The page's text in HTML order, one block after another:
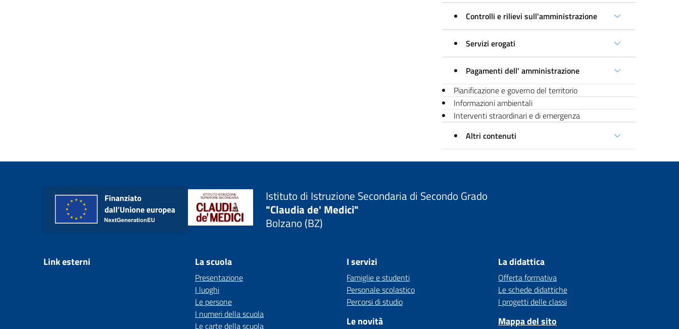
Controlli e rilievi sull'amministrazione
Servizi erogati
Pagamenti dell' amministrazione
Pianificazione e governo del territorio
Informazioni ambientali
Interventi straordinari e di emergenza
Altri contenuti
Istituto di Istruzione Secondaria di Secondo Grado
"Claudia de' Medici"
Bolzano (BZ)
Link esterni La scuola
Presentazione
I luoghi
Le persone
I numeri della scuola
Le carte della scuola
I servizi
Famiglie e studenti
Personale scolastico
Percorsi di studio
Le novità
La didattica
Offerta formativa
Le schede didattiche
I progetti delle classi
Mappa del sito